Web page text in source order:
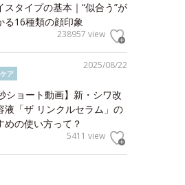
スタイプの基本｜“似合う”が
る16種類の顔印象
238957 view
2025/08/22
ア
ショート動画】新・シワ改
液「ザ リンクルセラム」の
めの使い方って？
5411 view